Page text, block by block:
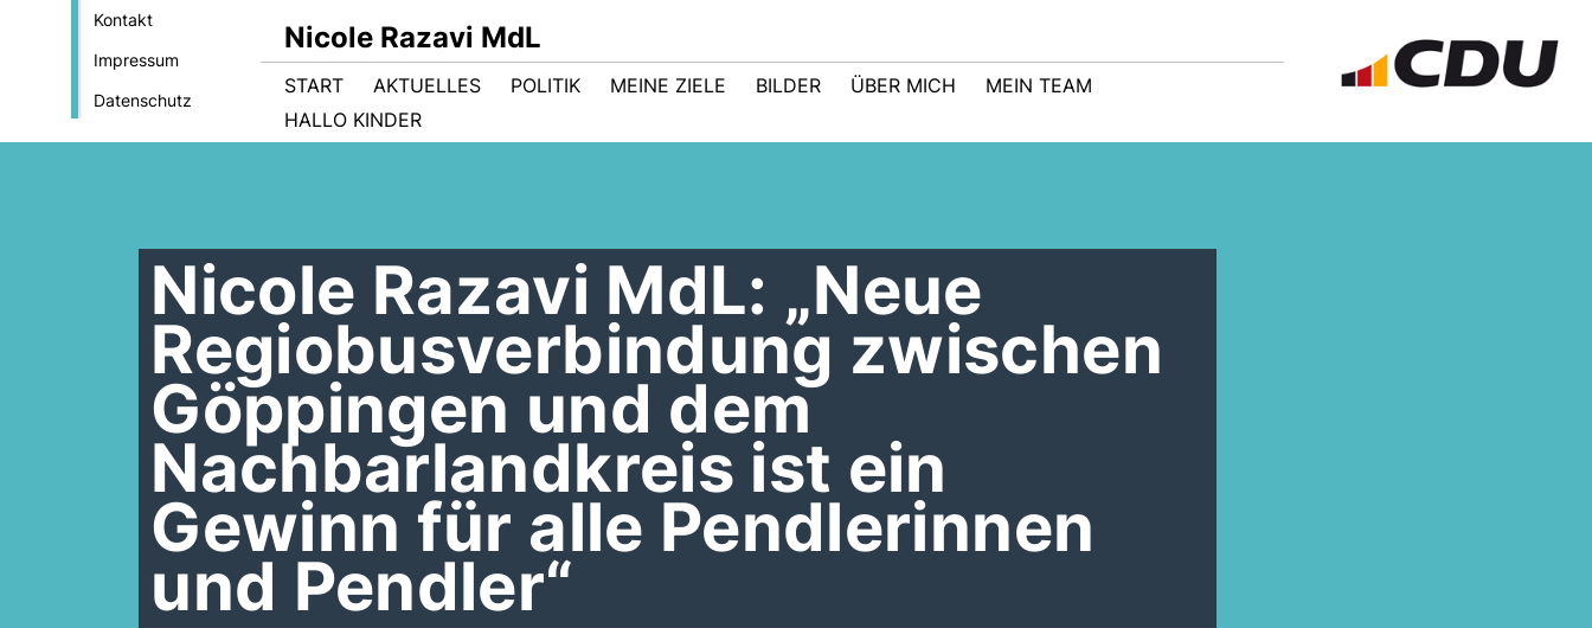
Kontakt
Impressum
Datenschutz
Nicole Razavi MdL
START AKTUELLES POLITIK MEINE ZIELE BILDER ÜBER MICH
MEIN TEAM
HALLO KINDER
Nicole Razavi MdL: „Neue
Regiobusverbindung zwischen
Göppingen und dem
Nachbarlandkreis ist ein
Gewinn für alle Pendlerinnen
und Pendler“